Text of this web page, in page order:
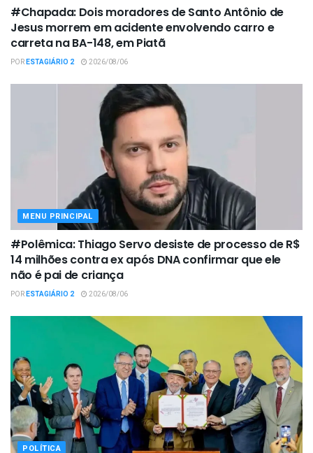
#Chapada: Dois moradores de Santo Antônio de
Jesus morrem em acidente envolvendo carro e
carreta na BA-148, em Piatã
PORESTAGIÁRIO 2 2026/08/06
MENU PRINCIPAL
#Polêmica: Thiago Servo desiste de processo de R$
14 milhões contra ex após DNA confirmar que ele
não é pai de criança
PORESTAGIÁRIO 2 2026/08/06
POLÍTICA